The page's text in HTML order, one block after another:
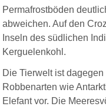
Permafrostböden
abweichen. Auf den
Inseln des südlichen
Kerguelenkohl.
Die Tierwelt ist
Robbenarten wie
Elefant vor. Die